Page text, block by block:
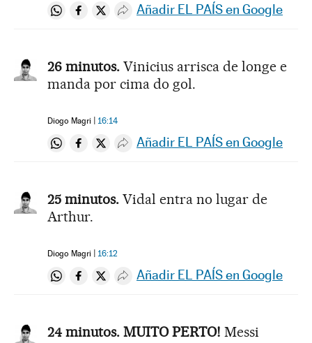
Compartir en Whatsapp
Compartir en Facebook
Compartir en Twitter
Desplegar Redes Sociales
Añadir EL PAÍS en Google
26 minutos. Vinicius arrisca de longe e
manda por cima do gol.
Diogo Magri 16:14
Compartir en Whatsapp
Compartir en Facebook
Compartir en Twitter
Desplegar Redes Sociales
Añadir EL PAÍS en Google
25 minutos. Vidal entra no lugar de
Arthur.
Diogo Magri 16:12
Compartir en Whatsapp
Compartir en Facebook
Compartir en Twitter
Desplegar Redes Sociales
Añadir EL PAÍS en Google
24 minutos. MUITO PERTO! Messi